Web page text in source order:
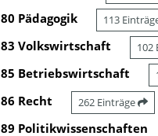
80 Pädagogik 113
83 Volkswirtschaft 102
85 Betriebswirtschaft
86 Recht 262 Einträge
89 Politikwissenschaften